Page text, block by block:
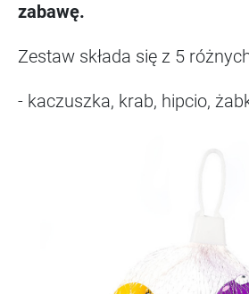
zabawę.
Zestaw składa się z 5
- kaczuszka, krab, hipcio,